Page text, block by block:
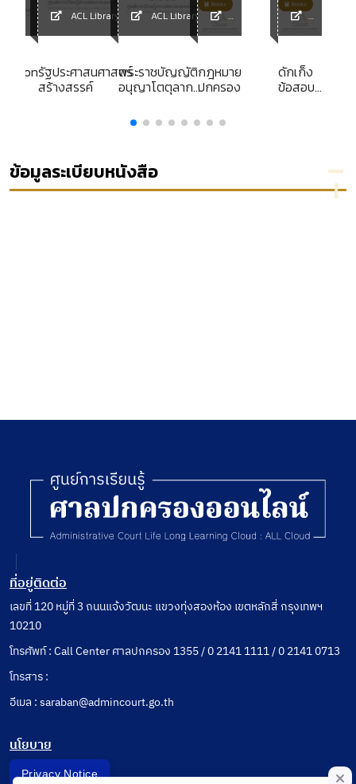
ACL Library
รัฐประศาสนศาสตร์
สร้างสรรค์
ACL Library
พระราชบัญญัติ
อนุญาโตตุลาการ
เพิ่มเติม พ.ศ.
2562 ฉบับอ้างอิง
กฎหมาย
ปกครอง
ดักเก็ง
ข้อสอบ
สอบสวน
ข้อมูลระเบียบหนังสือ
ที่อยู่ติดต่อ
เลขที่ 120 หมู่ที่ 3 ถนนแจ้งวัฒนะ แขวงทุ่งสองห้อง เขตหลักสี่ กรุงเทพฯ
10210
โทรศัพท์ : Call Center ศาลปกครอง 1355 / 0 2141 1111 / 0 2141 0713
โทรสาร :
อีเมล : saraban@admincourt.go.th
นโยบาย
Privacy Notice